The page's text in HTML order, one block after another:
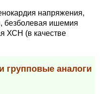
напряжения,
безболевая ишемия
ХСН (в качестве
групповые аналоги